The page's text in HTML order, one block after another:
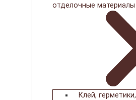
отделочные материалы
Клей, герметики,